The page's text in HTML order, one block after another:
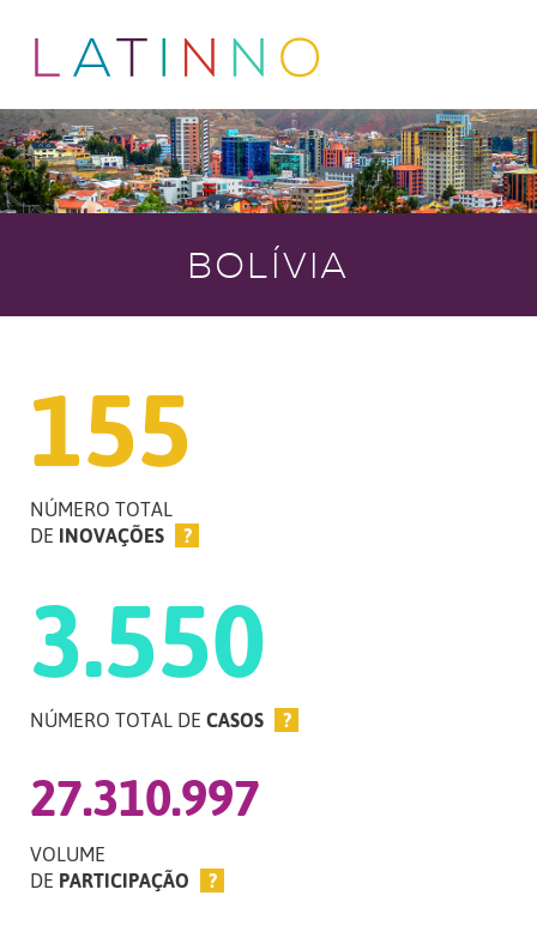
BOLÍVIA
155
NÚMERO TOTAL
DE INOVAÇÕES ?
3.550
NÚMERO TOTAL DE CASOS ?
27.310.997
VOLUME
DE PARTICIPAÇÃO ?